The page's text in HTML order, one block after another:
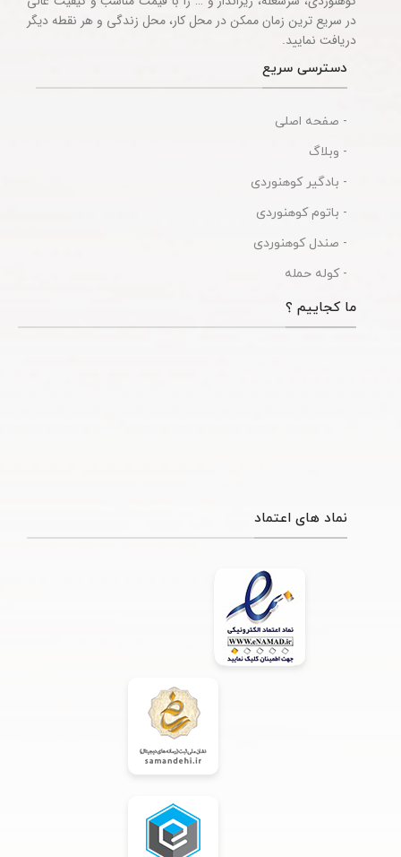
در سریع ترین زمان ممکن در محل کار، محل زندگی و هر نقطه دیگر
دریافت نمایید.
دسترسی سریع
- صفحه اصلی
- وبلاگ
- بادگیر کوهنوردی
- باتوم کوهنوردی
- صندل کوهنوردی
- کوله حمله
ما کجاییم ؟
نماد های اعتماد